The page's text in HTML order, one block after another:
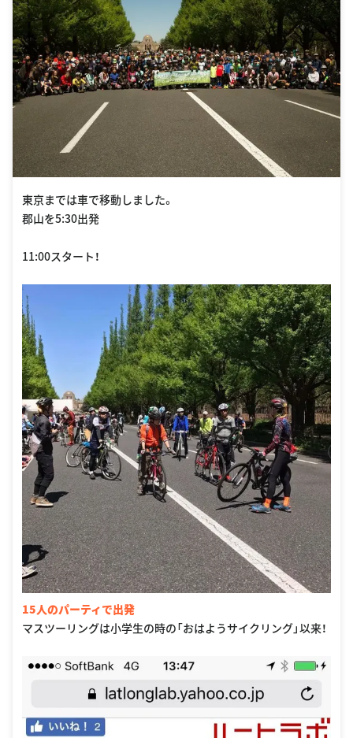
東京までは車で移動しました。
郡山を5:30出発
11:00スタート！
15人のパーティで出発
マスツーリングは小学生の時の「おはようサイクリング」以来！